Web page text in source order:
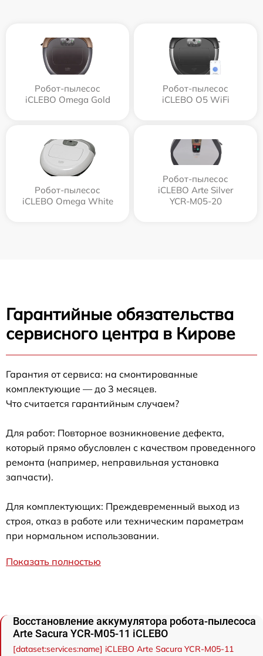
Робот-пылесос
iCLEBO Omega Gold
Робот-пылесос
iCLEBO O5 WiFi
Робот-пылесос
iCLEBO Omega White
Робот-пылесос
iCLEBO Arte Silver
YCR-M05-20
Гарантийные обязательства
сервисного центра в Кирове
Гарантия от сервиса: на смонтированные
комплектующие — до 3 месяцев.
Что считается гарантийным случаем?
Для работ: Повторное возникновение дефекта,
который прямо обусловлен с качеством проведенного
ремонта (например, неправильная установка
запчасти).
Для комплектующих: Преждевременный выход из
строя, отказ в работе или техническим параметрам
при нормальном использовании.
Показать полностью
Восстановление аккумулятора робота-пылесоса
Arte Sacura YCR-M05-11 iCLEBO
[dataset:services:name] iCLEBO Arte Sacura YCR-M05-11